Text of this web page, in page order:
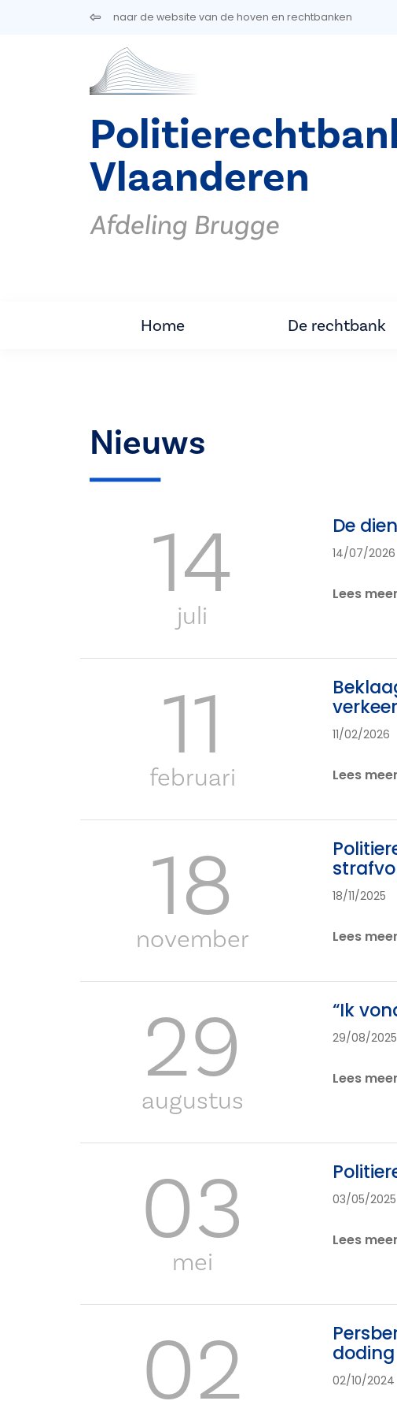
Overslaan en naar de inhoud gaannaar de website van de hoven en rechtbanken
Vlaanderen
Afdeling Brugge
Home De rechtbank
Nieuws
14
juli
De
14/07/2026
Lees meer
11
februari
11/02/2026
Lees meer
18
november
18/11/2025
Lees meer
29
augustus
“Ik
29/08/2025
Lees meer
03
mei
03/05/2025
Lees meer
02 doding
02/10/2024